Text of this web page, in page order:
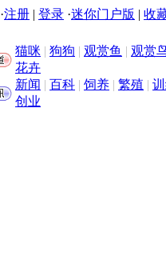
·注册 | 登录 ·迷你门户版 | 收
猫咪 | 狗狗 | 观赏鱼 | 观赏
花卉
新闻 | 百科 | 饲养 | 繁殖 |
创业